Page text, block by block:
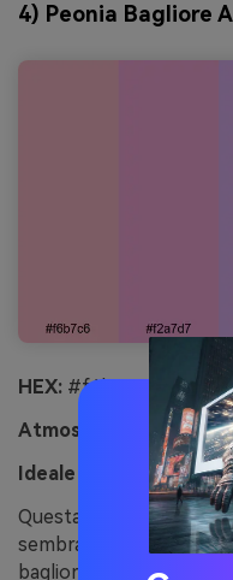
4) Peonia Bagliore
HEX: #f6b7c6
Atmosfera:
romantico,
Ideale per:
per inviti
Questa palette colori
sembra fatta di petali di
bagliore ametista